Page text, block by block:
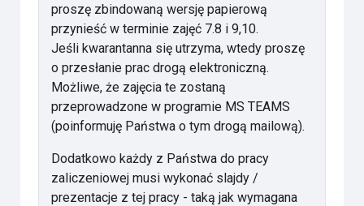
proszę zbindowaną wersję papierową
przynieść w terminie zajęć 7.8 i 9,10.
Jeśli kwarantanna się utrzyma, wtedy proszę
o przesłanie prac drogą elektroniczną.
Możliwe, że zajęcia te zostaną
przeprowadzone w programie MS TEAMS
(poinformuję Państwa o tym drogą mailową).
Dodatkowo każdy z Państwa do pracy
zaliczeniowej musi wykonać slajdy /
prezentacje z tej pracy - taką jak wymagana